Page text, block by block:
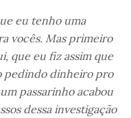
eu tenho uma
vocês. Mas primeiro
que eu fiz assim que
pedindo dinheiro pro
passarinho acabou
dessa investigação